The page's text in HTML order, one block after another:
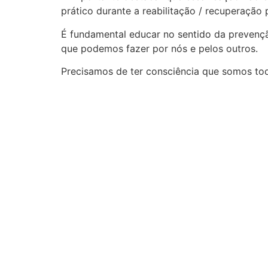
prático durante a reabilitação / recuperação
É fundamental educar no sentido da
que podemos fazer por nós e pelos outros.
Precisamos de ter consciência que somos